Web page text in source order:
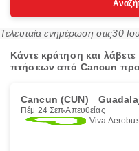
Τελευταία ενημέρωση στις30
Κάντε κράτηση και
πτήσεων από Cancun
Cancun (CUN)
Πέμ 24 Σεπ Απευθείας
Viva